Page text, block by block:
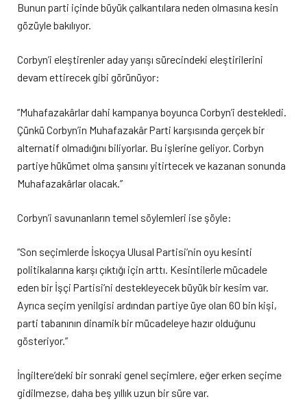
Bunun parti içinde büyük çalkantılara neden olmasına kesin
gözüyle bakılıyor.
Corbyn’i eleştirenler aday yarışı sürecindeki eleştirilerini
devam ettirecek gibi görünüyor:
“Muhafazakârlar dahi kampanya boyunca Corbyn’i destekledi.
Çünkü Corbyn’in Muhafazakâr Parti karşısında gerçek bir
alternatif olmadığını biliyorlar. Bu işlerine geliyor. Corbyn
partiye hükümet olma şansını yitirtecek ve kazanan sonunda
Muhafazakârlar olacak.”
Corbyn’i savunanların temel söylemleri ise şöyle:
“Son seçimlerde İskoçya Ulusal Partisi’nin oyu kesinti
politikalarına karşı çıktığı için arttı. Kesintilerle mücadele
eden bir İşçi Partisi’ni destekleyecek büyük bir kesim var.
Ayrıca seçim yenilgisi ardından partiye üye olan 60 bin kişi,
parti tabanının dinamik bir mücadeleye hazır olduğunu
gösteriyor.”
İngiltere’deki bir sonraki genel seçimlere, eğer erken seçime
gidilmezse, daha beş yıllık uzun bir süre var.